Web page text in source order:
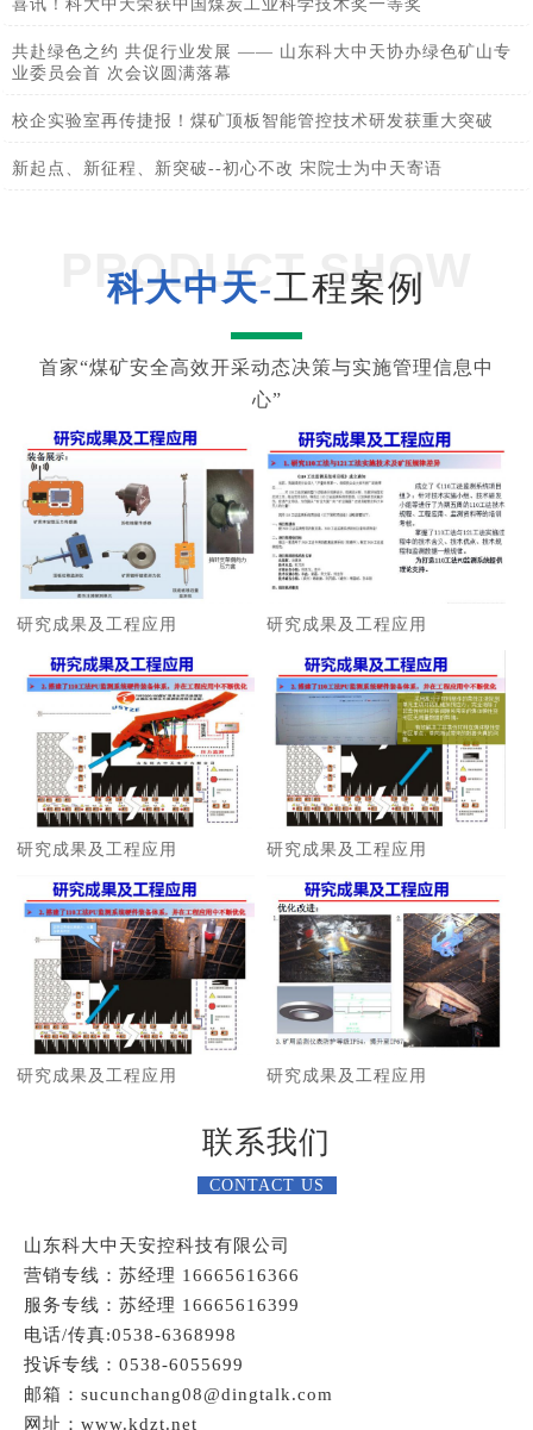
喜讯！科大中天荣获中国煤炭工业科学技术奖一等奖
共赴绿色之约 共促行业发展 —— 山东科大中天协办绿色矿山专
业委员会首 次会议圆满落幕
校企实验室再传捷报！煤矿顶板智能管控技术研发获重大突破
新起点、新征程、新突破--初心不改 宋院士为中天寄语
PRODUCT SHOW
科大中天-工程案例
首家“煤矿安全高效开采动态决策与实施管理信息中
心”
研究成果及工程应用 研究成果及工程应用
研究成果及工程应用 研究成果及工程应用
研究成果及工程应用 研究成果及工程应用
联系我们
CONTACT US
山东科大中天安控科技有限公司
营销专线：苏经理 16665616366
服务专线：苏经理 16665616399
电话/传真:0538-6368998
投诉专线：0538-6055699
邮箱：sucunchang08@dingtalk.com
网址：www.kdzt.net